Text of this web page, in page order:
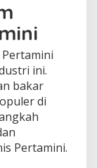
ini.
bakar
di
Pertamini.